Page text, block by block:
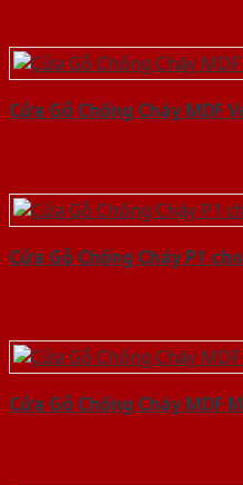
Cửa Gỗ Chống Cháy MDF
Cửa Gỗ Chống Cháy P1
Cửa Gỗ Chống Cháy MDF